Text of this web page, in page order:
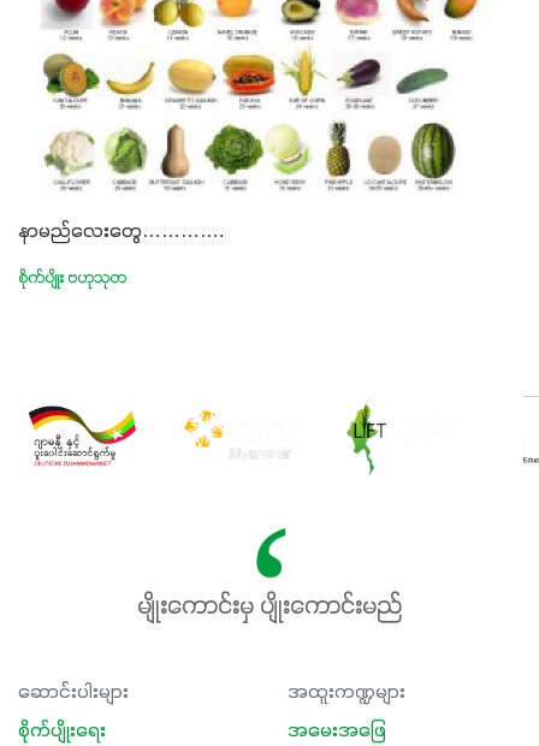
နာမည်လေးတွေ………….
စိုက်ပျိုး ဗဟုသုတ
မျိုးကောင်းမှ ပျိုးကောင်းမည်
ဆောင်းပါးများ
စိုက်ပျိုးရေး
အထူးကဏ္ဍများ
အမေးအဖြေ